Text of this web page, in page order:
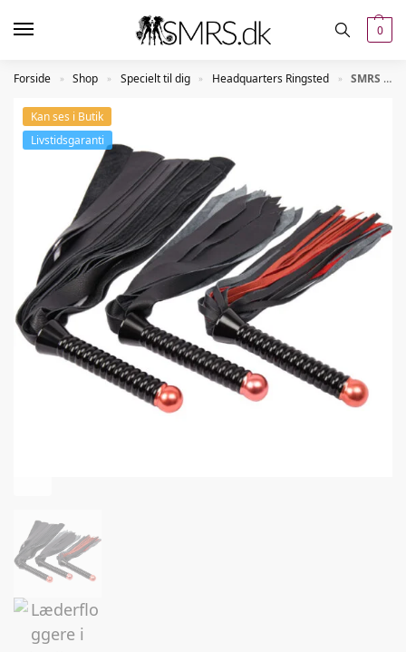
0
Forside » Shop » Specielt til dig » Headquarters Ringsted » SMRS Floggersæt – Supreme
Kan ses i Butik
Livstidsgaranti